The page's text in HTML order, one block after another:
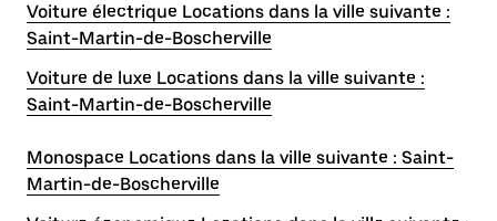
Voiture électrique Locations dans la ville suivante :
Saint-Martin-de-Boscherville
Voiture de luxe Locations dans la ville suivante :
Saint-Martin-de-Boscherville
Monospace Locations dans la ville suivante : Saint-
Martin-de-Boscherville